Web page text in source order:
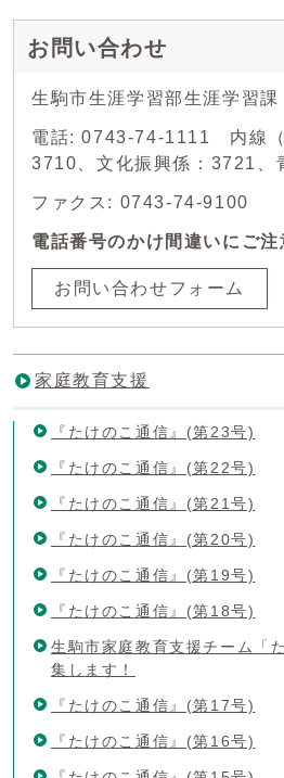
お問い合わせ
生駒市生涯学習部生涯学習課
電話: 0743-74-1111 内線（
3710、文化振興係：3721、
ファクス: 0743-74-9100
電話番号のかけ間違いにご注
お問い合わせフォーム
家庭教育支援
『たけのこ通信』(第23号)
『たけのこ通信』(第22号)
『たけのこ通信』(第21号)
『たけのこ通信』(第20号)
『たけのこ通信』(第19号)
『たけのこ通信』(第18号)
生駒市家庭教育支援チーム「
集します！
『たけのこ通信』(第17号)
『たけのこ通信』(第16号)